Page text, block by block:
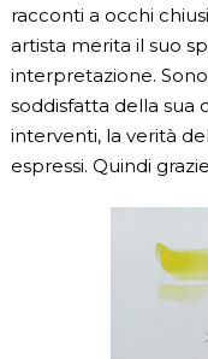
racconti a occhi
artista merita il suo
interpretazione.
soddisfatta della sua
interventi, la verità
espressi. Quindi